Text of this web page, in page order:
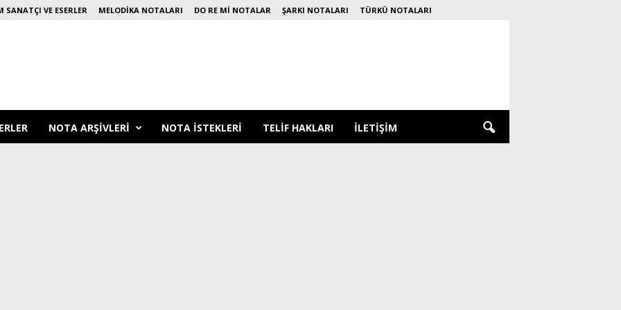
SANATÇI VE ESERLER MELODIKA NOTALARI DO RE MI NOTALAR ŞARKI NOTALARI TÜRKÜ NOTALARI
NOTA ARŞIVLERI NOTA ISTEKLERI TELIF HAKLARI İLETIŞIM